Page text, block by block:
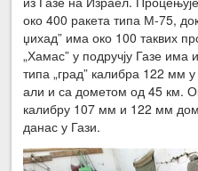
око 400 ракета типа М-75,
џихад” има око 100 таквих
„Хамас” у подручју Газе има
типа „град” калибра 122 мм
али и са дометом од 45 км.
калибру 107 мм и 122 мм
данас у Гази.